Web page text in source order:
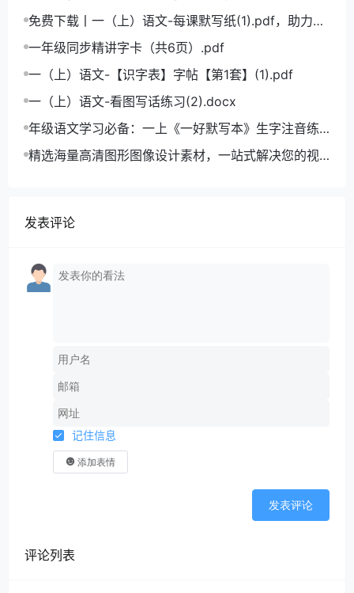
免费下载丨一（上）语文-每课默写纸(1).pdf，助力小
学语文成绩飞跃
一年级同步精讲字卡（共6页）.pdf
一（上）语文-【识字表】字帖【第1套】(1).pdf
一（上）语文-看图写话练习(2).docx
年级语文学习必备：一上《一好默写本》生字注音练
习电子版，助力孩子打好基础
精选海量高清图形图像设计素材，一站式解决您的视
发表评论
记住信息
添加表情
发表评论
评论列表